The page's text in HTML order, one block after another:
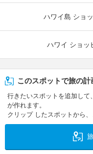
ハワイ島 ショ
ハワイ ショッ
このスポットで旅の
行きたいスポットを追加して
が作れます。
クリップ したスポットから、